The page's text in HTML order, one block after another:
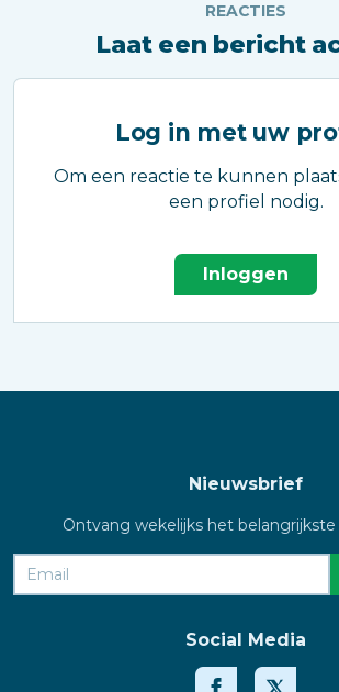
REACTIES
Laat een bericht
Log in met uw
Om een reactie te kunnen
een profiel nodig.
Inloggen
Nieuwsbrief
Ontvang wekelijks het belangrijkste
Social Media